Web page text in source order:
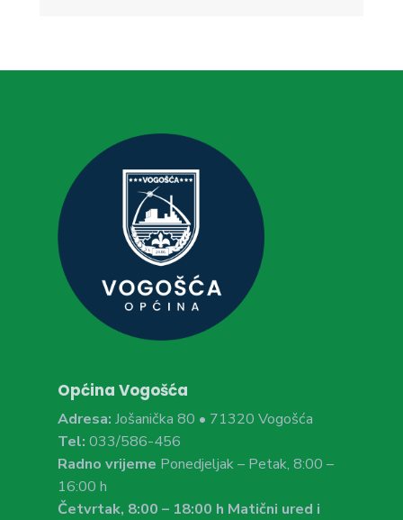
Općina Vogošća
Adresa: Jošanička 80 • 71320 Vogošća
Tel: 033/586-456
Radno vrijeme Ponedjeljak – Petak, 8:00 –
16:00 h
Četvrtak, 8:00 – 18:00 h Matični ured i